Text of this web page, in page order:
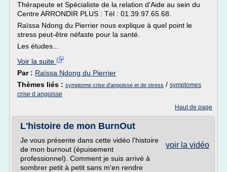
Thérapeute et Spécialiste de la relation d'Aide au sein du
Centre ARRONDIR PLUS : Tél : 01.39.97.65.68.
Raïssa Ndong du Pierrier nous explique à quel point le
stress peut-être néfaste pour la santé.
Les études...
Voir la suite
Par : Raïssa Ndong du Pierrier
Thèmes liés : symptome crise d'angoisse et de stress / symptomes
crise d angoisse
Haut de page
L'histoire de mon BurnOut
voir la vidéo
Je vous présente dans cette vidéo l'histoire
de mon burnout (épuisement
professionnel). Comment je suis arrivé à
sombrer petit à petit sans m'en rendre